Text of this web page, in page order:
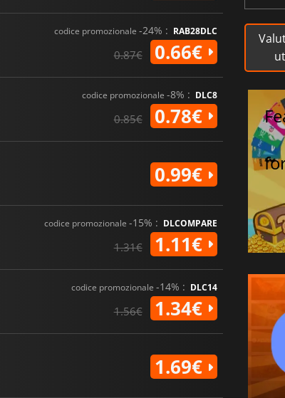
codice promozionale -24% : RAB28DLC
0.87€ 0.66€
codice promozionale -8% : DLC8
0.85€ 0.78€
0.99€
codice promozionale -15% : DLCOMPARE
1.31€ 1.11€
codice promozionale -14% : DLC14
1.56€ 1.34€
1.69€